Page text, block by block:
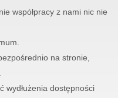
współpracy z nami nic nie
na stronie,
wydłużenia dostępności